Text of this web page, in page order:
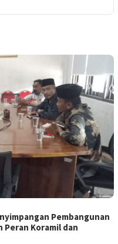
Pembangunan
Koramil dan